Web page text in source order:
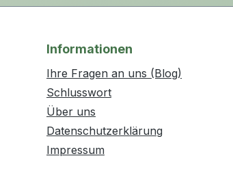
Informationen
Ihre Fragen an uns (Blog)
Schlusswort
Über uns
Datenschutzerklärung
Impressum